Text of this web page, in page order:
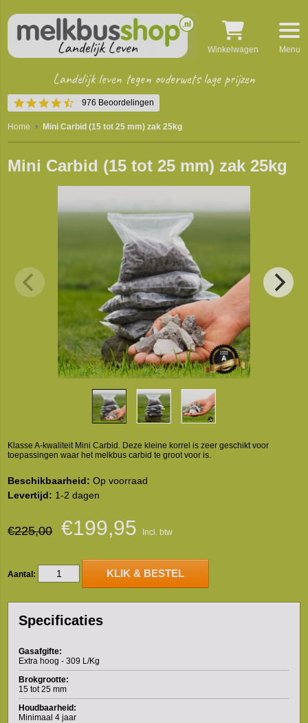
4.5
star
rating
976 Beoordelingen
Landelijk leven tegen ouderwets lage prijzen
Winkelwagen Menu
Home Mini Carbid (15 tot 25 mm) zak 25kg
Mini Carbid (15 tot 25 mm) zak 25kg
Klasse A-kwaliteit Mini Carbid. Deze kleine korrel is zeer geschikt voor
toepassingen waar het melkbus carbid te groot voor is.
Beschikbaarheid: Op voorraad
Levertijd: 1-2 dagen
€225,00 €199,95 Incl. btw
Aantal: KLIK & BESTEL
Specificaties
Gasafgifte:
Extra hoog - 309 L/Kg
Brokgrootte:
15 tot 25 mm
Houdbaarheid:
Minimaal 4 jaar